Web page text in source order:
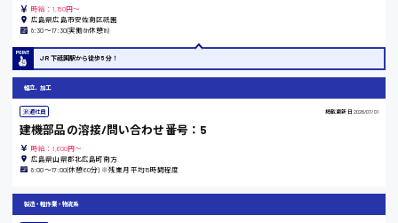
竹原市
熊本県
時給1300円〜
時給1200円〜
時給：1,150円～
広島県広島市安佐南区祇園
8:30〜17:30(実働8h休憩1h)
JR下祗園駅から徒歩5分！
組立、加工
派遣社員 掲載更新日 2026/07/01
建機部品の溶接/問い合わせ番号：5
時給：1,600円～
広島県山県郡北広島町南方
8:00〜17:00(休憩60分) ※残業月平均15時間程度
製造・軽作業・物流系